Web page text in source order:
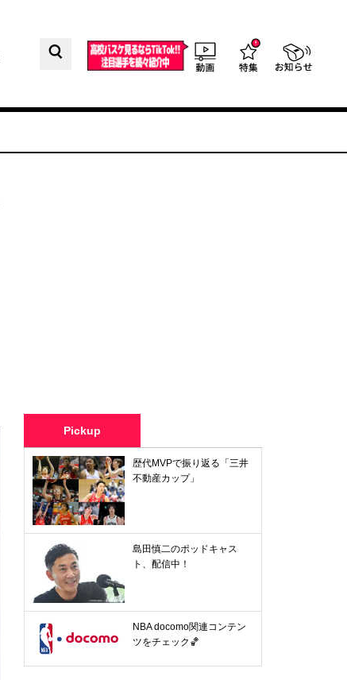
Pickup
歴代MVPで振り返る「三井
不動産カップ」
島田慎二のポッドキャス
ト、配信中！
NBA docomo関連コンテン
ツをチェック🏀